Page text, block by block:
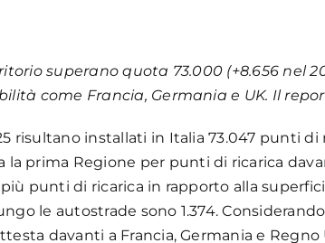
superano quota 73.000 (+8.656 nel
come Francia, Germania e UK. Il
risultano installati in Italia 73.047 punti di
la prima Regione per punti di ricarica
punti di ricarica in rapporto alla
le autostrade sono 1.374.
davanti a Francia, Germania e